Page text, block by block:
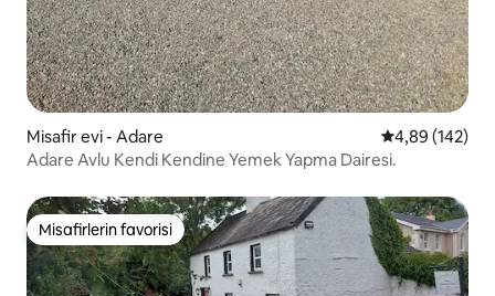
Misafir evi - Adare 5 üzerinden
4,89 (142)
Adare Avlu Kendi Kendine Yemek Yapma Dairesi.
Misafirlerin favorisi
Misafirlerin favorisi